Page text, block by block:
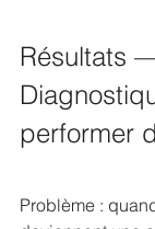
Résultats
performer
Problème :